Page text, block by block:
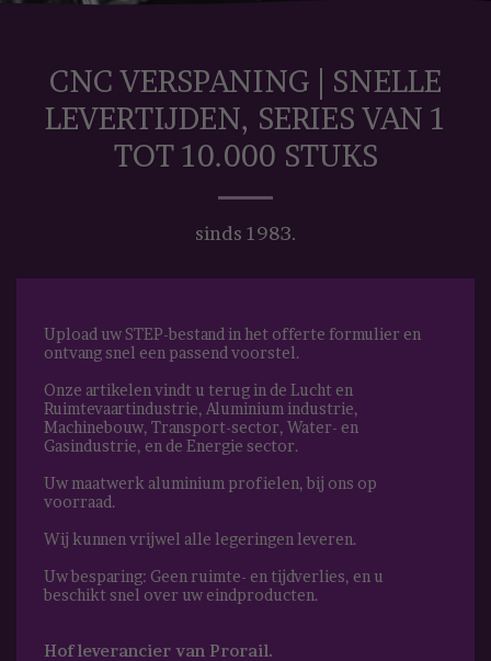
CNC VERSPANING | SNELLE
LEVERTIJDEN, SERIES VAN 1
TOT 10.000 STUKS
sinds 1983.
Upload uw STEP-bestand in het offerte formulier en
ontvang snel een passend voorstel.
Onze artikelen vindt u terug in de Lucht en
Ruimtevaartindustrie, Aluminium industrie,
Machinebouw, Transport-sector, Water- en
Gasindustrie, en de Energie sector.
Uw maatwerk aluminium profielen, bij ons op
voorraad.
Wij kunnen vrijwel alle legeringen leveren.
Uw besparing: Geen ruimte- en tijdverlies, en u
beschikt snel over uw eindproducten.
Hofleverancier van Prorail.